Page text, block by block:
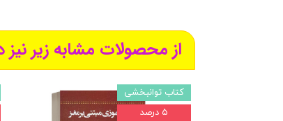
کتاب توانبخشی
۵ درصد
از محصولات مشابه زیر نیز